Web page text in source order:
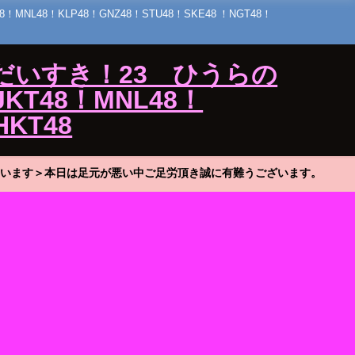
！KLP48！GNZ48！STU48！SKE48 ！NGT48！
いすき！23 ひうらの
！MNL48！
す＞本日は足元が悪い中ご足労頂き誠に有難うございます。